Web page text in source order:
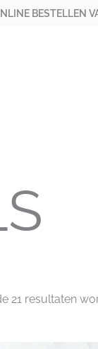
BESTELLEN
21 resultaten